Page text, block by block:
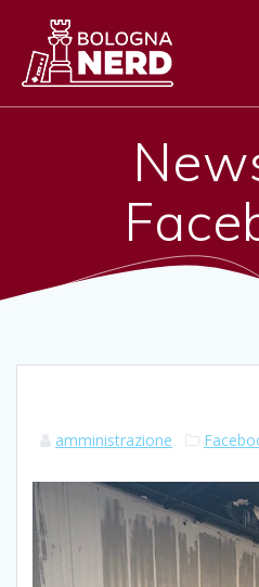
amministrazione